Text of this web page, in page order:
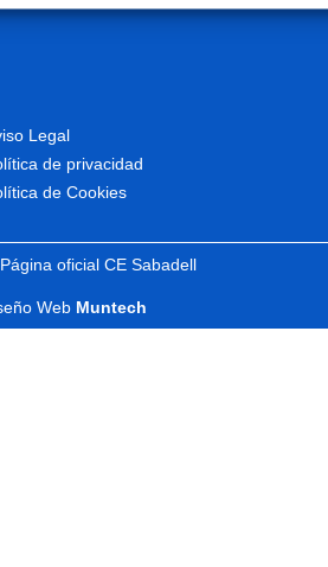
Legal
de privacidad
de Cookies
oficial CE Sabadell
Web Muntech